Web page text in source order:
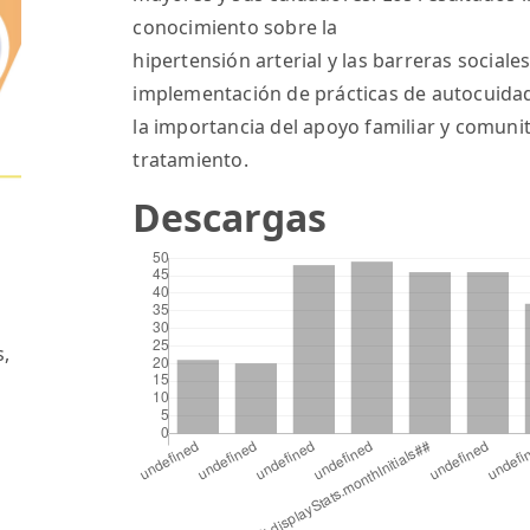
conocimiento sobre la
hipertensión arterial y las barreras
implementación de prácticas de
la importancia del apoyo familiar y
tratamiento.
Descargas